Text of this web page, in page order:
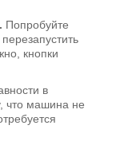
Попробуйте
кнопки
в
что машина не